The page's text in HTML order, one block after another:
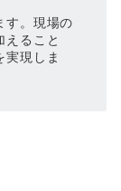
す。現場の
えること
実現しま